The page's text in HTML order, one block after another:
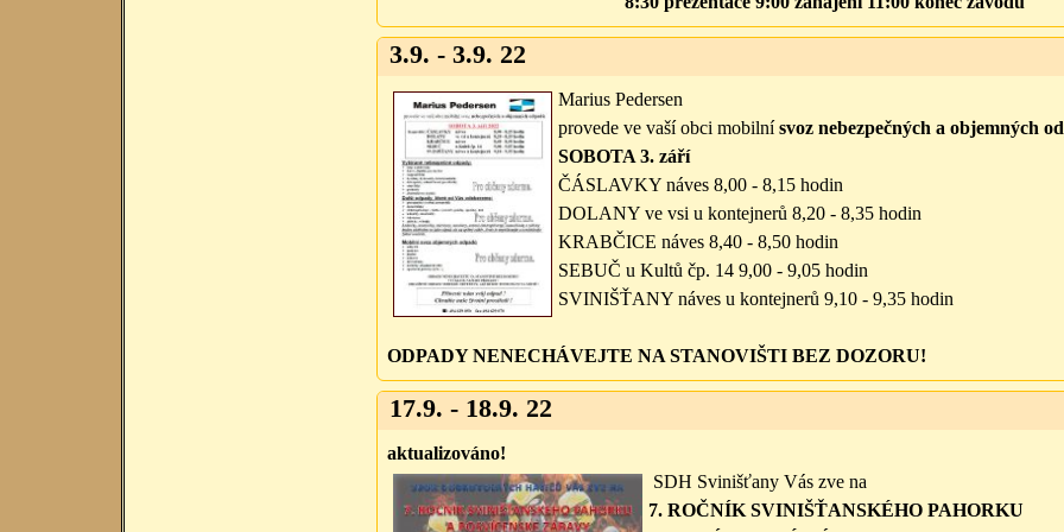
3.9. - 3.9. 22
Marius Pedersen
provede ve vaší obci mobilnísvoz nebezpečných a objemných
SOBOTA 3. září
ČÁSLAVKY náves 8,00 - 8,15 hodin
DOLANY ve vsi u kontejnerů 8,20 - 8,35 hodin
KRABČICE náves 8,40 - 8,50 hodin
SEBUČ u Kultů čp. 14 9,00 - 9,05 hodin
SVINIŠŤANY náves u kontejnerů 9,10 - 9,35 hodin
ODPADY NENECHÁVEJTE NA STANOVIŠTI BEZ DOZORU!
17.9. - 18.9. 22
aktualizováno!
SDH Svinišťany Vás zve na
7. ROČNÍK SVINIŠŤANSKÉHO PAHORKU